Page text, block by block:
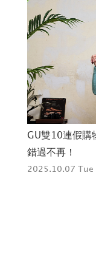
GU雙10連假購
錯過不再！
2025.10.07 Tue